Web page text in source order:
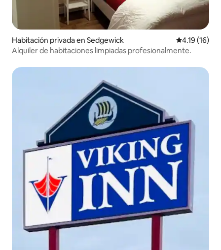
Habitación privada en Sedgewick Calificación
4.19 (16)
Alquiler de habitaciones limpiadas profesionalmente.